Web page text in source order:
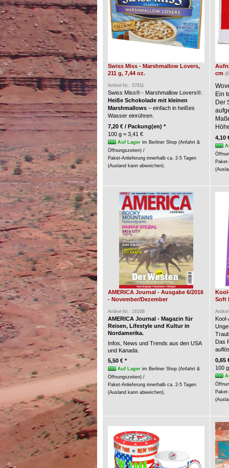
Swiss Miss - Marshmallow Lovers,
211 g, 7,44 oz.
Artikel-Nr.: 57811
Swiss Miss® - Marshmallow Lovers®.
Heiße Schokolade mit kleinen
Marshmallows– einfach in heißes
Wasser einrühren.
7,20 € / Packung(en) *
100 g = 3,41 €
Auf Lagerim Berliner Shop (Anfahrt &
Öffnungszeiten) /
Paket-Anlieferung innerhalb ca. 2-5 Tagen
(Ausland kann abweichen).
cm
Ein
Der
4,10
AMERICA Journal - Ausgabe 6/2016
- November/Dezember
Artikel-Nr.: 16168
AMERICA Journal - Magazin für
Reisen, Lifestyle und Kultur in
Nordamerika.
Infos, News und Trends aus den USA
und Kanada.
5,50 € *
Auf Lagerim Berliner Shop (Anfahrt &
Öffnungszeiten) /
Paket-Anlieferung innerhalb ca. 2-5 Tagen
(Ausland kann abweichen).
Soft
Das
0,65
100